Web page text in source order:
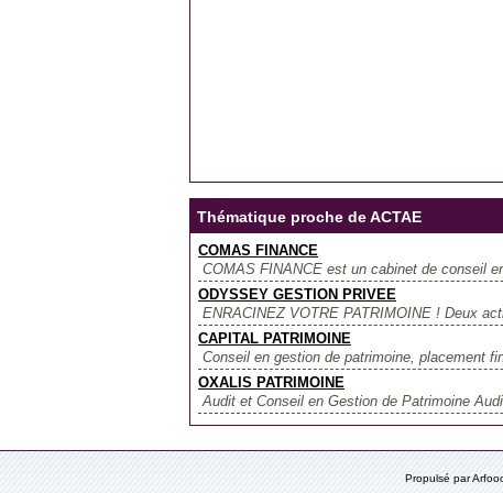
Thématique proche de ACTAE
COMAS FINANCE
COMAS FINANCE est un cabinet de conseil
ODYSSEY GESTION PRIVEE
ENRACINEZ VOTRE PATRIMOINE ! Deux
CAPITAL PATRIMOINE
Conseil en gestion de patrimoine, placement
OXALIS PATRIMOINE
Audit et Conseil en Gestion de Patrimoine
Propulsé par